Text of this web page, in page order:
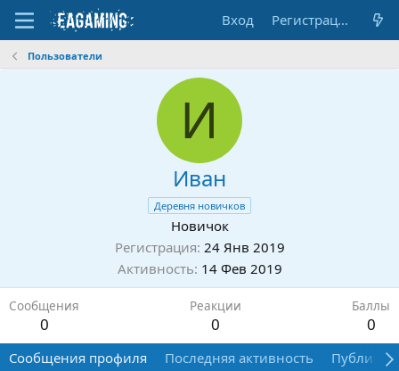
Вход Регистрация
Пользователи
И
Иван
Деревня новичков
Новичок
Регистрация 24 Янв 2019
Активность 14 Фев 2019
Сообщения
0
Реакции
0
Баллы
0
Сообщения профиля Последняя активность